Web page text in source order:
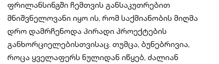
ფრილანსინგში ჩემთვის განსაკუთრებით
მნიშვნელოვანი იყო ის, რომ საქმიანობის მიღმა
დრო დამრჩენოდა პირადი პროექტების
განხორციელებისთვისაც. თუმცა, ბუნებრივია,
როცა ყველაფერს ნულიდან იწყებ, ძალიან